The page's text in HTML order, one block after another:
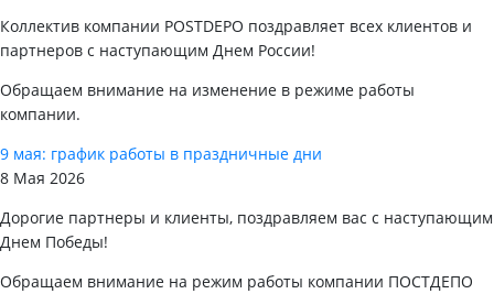
Коллектив компании POSTDEPO поздравляет всех клиентов и
партнеров с наступающим Днем России!
Обращаем внимание на изменение в режиме работы
компании.
9 мая: график работы в праздничные дни
8 Мая 2026
Дорогие партнеры и клиенты, поздравляем вас с наступающим
Днем Победы!
Обращаем внимание на режим работы компании ПОСТДЕПО